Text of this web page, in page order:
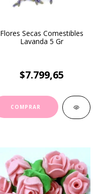
Flores Secas Comestibles
Lavanda 5 Gr
$7.799,65